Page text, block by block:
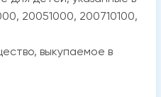
20051000, 200710100,
выкупаемое в